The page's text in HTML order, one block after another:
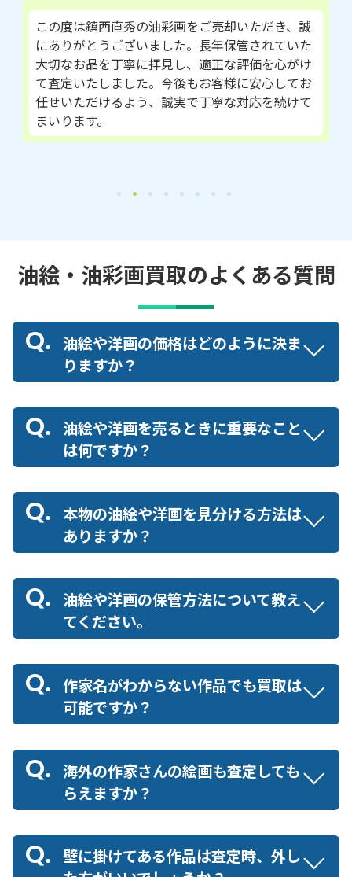
この度は鎮西直秀の油彩画をご売却いただき、誠
にありがとうございました。長年保管されていた
大切なお品を丁寧に拝見し、適正な評価を心がけ
て査定いたしました。今後もお客様に安心してお
任せいただけるよう、誠実で丁寧な対応を続けて
まいります。
油絵・油彩画買取のよくある質問
油絵や洋画の価格はどのように決ま
りますか？
油絵や洋画を売るときに重要なこと
は何ですか？
本物の油絵や洋画を見分ける方法は
ありますか？
油絵や洋画の保管方法について教え
てください。
作家名がわからない作品でも買取は
可能ですか？
海外の作家さんの絵画も査定しても
らえますか？
壁に掛けてある作品は査定時、外し